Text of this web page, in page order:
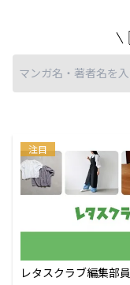
注目
レタスクラブ編集部